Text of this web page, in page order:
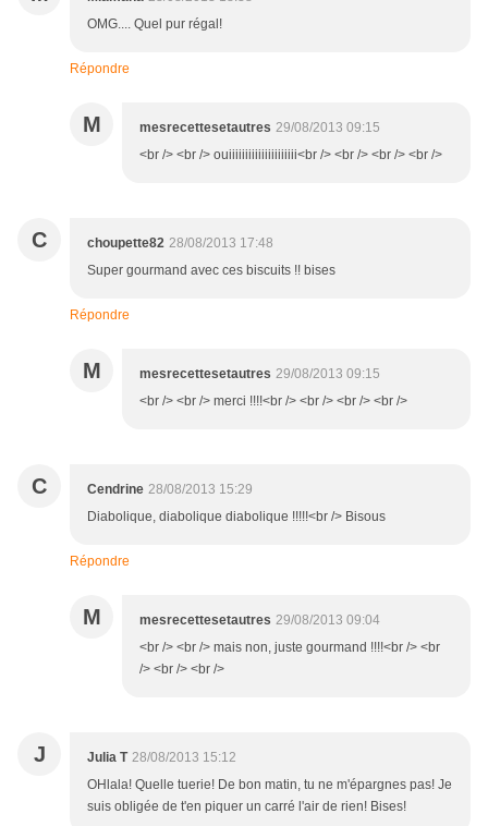
OMG.... Quel pur régal!
Répondre
M mesrecettesetautres 29/08/2013 09:15
<br /> <br /> ouiiiiiiiiiiiiiiiiiiiii<br /> <br /> <br /> <br />
C choupette82 28/08/2013 17:48
Super gourmand avec ces biscuits !! bises
Répondre
M mesrecettesetautres 29/08/2013 09:15
<br /> <br /> merci !!!!<br /> <br /> <br /> <br />
C Cendrine 28/08/2013 15:29
Diabolique, diabolique diabolique !!!!!<br /> Bisous
Répondre
M mesrecettesetautres 29/08/2013 09:04
<br /> <br /> mais non, juste gourmand !!!!<br /> <br
/> <br /> <br />
J Julia T 28/08/2013 15:12
OHlala! Quelle tuerie! De bon matin, tu ne m'épargnes pas! Je
suis obligée de t'en piquer un carré l'air de rien! Bises!